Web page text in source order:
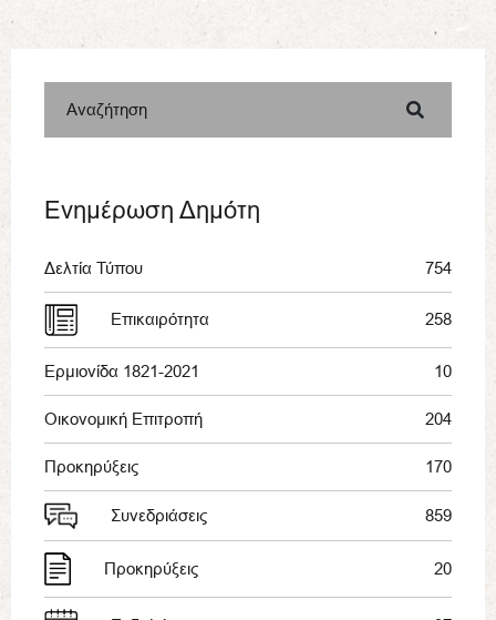
Αναζήτηση
Ενημέρωση Δημότη
Δελτία Τύπου 754
Επικαιρότητα 258
Ερμιονίδα 1821-2021 10
Οικονομική Επιτροπή 204
Προκηρύξεις 170
Συνεδριάσεις 859
Προκηρύξεις 20